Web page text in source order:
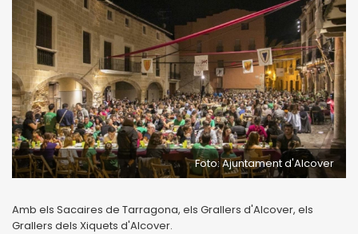
Foto: Ajuntament d'Alcover
Amb els Sacaires de Tarragona, els Grallers d'Alcover, els
Grallers dels Xiquets d'Alcover.